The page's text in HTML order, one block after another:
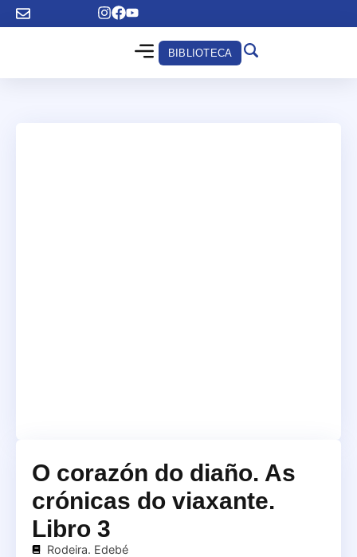
BIBLIOTECA
O corazón do diaño. As
crónicas do viaxante.
Libro 3
Rodeira. Edebé